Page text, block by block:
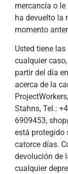
mercancía o
ha devuelto la
momento
Usted tiene
cualquier
partir del día
acerca de la
Stahns, Tel.:
6909453,
está protegido
catorce días.
devolución de
cualquier